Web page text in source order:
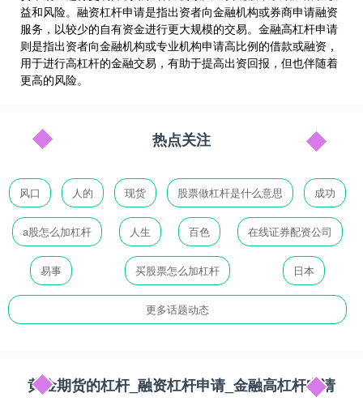
益和风险。融资杠杆申请是指出资者向金融机构或券商申请融资
服务，以较少的自有资金进行更大规模的交易。金融高杠杆申请
则是指出资者向金融机构或专业机构申请高比例的借款或融资，
用于进行高杠杆的金融交易，有助于提高出资回报，但也伴随着
更高的风险。
热点关注
风口 人的 现货 股票做杠杆是什么意思 成功
a股怎么加杠杆 人生 百色 在线证券配资公司
易事 买股票怎么加杠杆 日本
更多话题动态
黄金期货的杠杆_融资杠杆申请_金融高杠杆申请